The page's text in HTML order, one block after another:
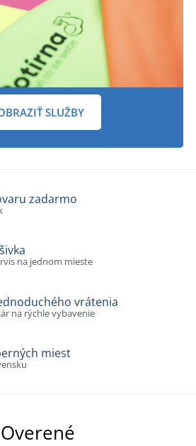
SLUŽBY
zadarmo
na jednom mieste
vrátenia
na rýchle vybavenie
miest
Overené